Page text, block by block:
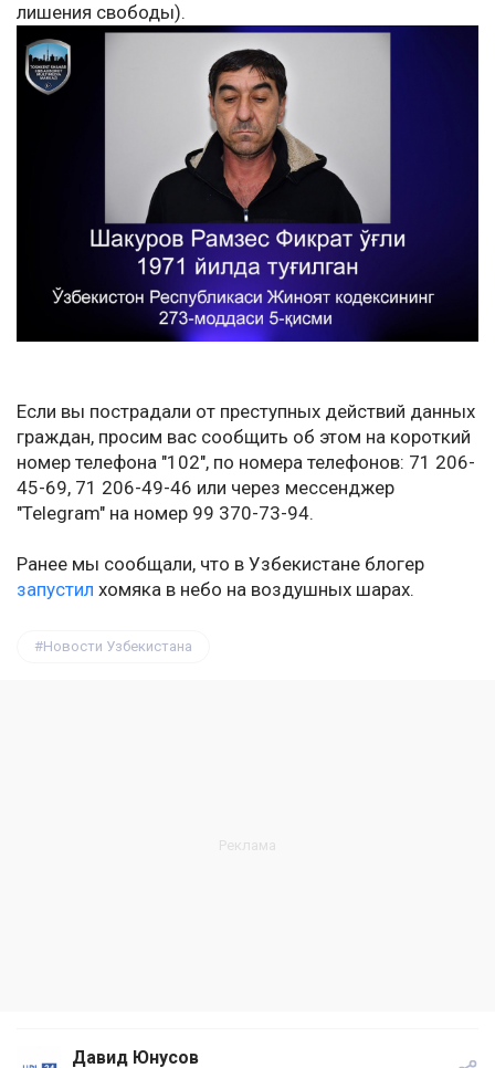
лишения свободы).
Если вы пострадали от преступных действий данных
граждан, просим вас сообщить об этом на короткий
номер телефона "102", по номера телефонов: 71 206-
45-69, 71 206-49-46 или через мессенджер
"Telegram" на номер 99 370-73-94.
Ранее мы сообщали, что в Узбекистане блогер
запустил хомяка в небо на воздушных шарах.
Новости Узбекистана
Давид Юнусов